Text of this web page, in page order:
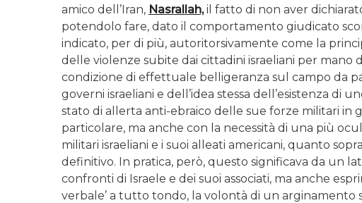
amico dell’Iran, Nasrallah,il fatto di non aver
potendolo fare, dato il comportamento giudicato
indicato, per di più, autoritorsivamente come la
delle violenze subite dai cittadini israeliani per mano
condizione di effettuale belligeranza sul campo da
governi israeliani e dell’idea stessa dell’esistenza di
stato di allerta anti-ebraico delle sue forze militari in
particolare, ma anche con la necessità di una più
militari israeliani e i suoi alleati americani, quanto
definitivo. In pratica, però, questo significava da un
confronti di Israele e dei suoi associati, ma anche
verbale’ a tutto tondo, la volontà di un